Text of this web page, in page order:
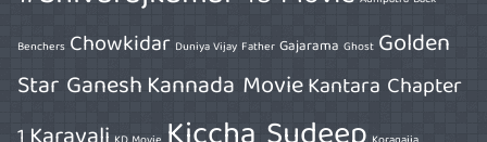
Benchers Chowkidar Duniya Vijay Father Gajarama Ghost Golden
Star GaneshKannada MovieKantara Chapter